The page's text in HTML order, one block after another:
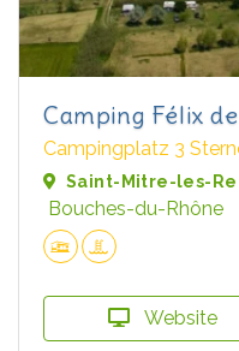
Camping Félix
Campingplatz 3
Saint-Mitre-les-
Bouches-du-Rhône
Website